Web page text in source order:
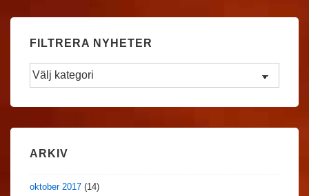
FILTRERA NYHETER
Filtrera
Nyheter
ARKIV
oktober 2017 (14)